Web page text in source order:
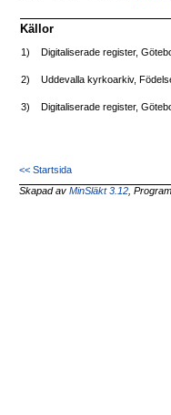
Källor
1) Digitaliserade register,
2) Uddevalla kyrkoarkiv,
3) Digitaliserade register,
<< Startsida
Skapad avMinSläkt 3.12 ,